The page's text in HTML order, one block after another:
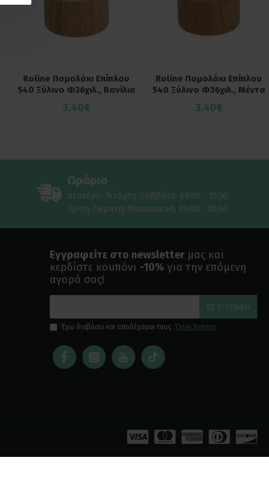
Roline Πομολάκι Επίπλου
540 Ξύλινο Φ36χιλ., Βανίλια
3,40€
Roline Πομολάκι Επίπλου
540 Ξύλινο Φ36χιλ., Μέντα
3,40€
Ωράριο
Δευτέρα-Τετάρτη-Σαββάτο: 09:00 - 15:30
Τρίτη-Πέμπτη-Παρασκευή: 09:00 - 20:00
Εγγραφείτε στο newsletterμας και
κερδίστε κουπόνι -10% για την επόμενη
αγορά σας!
ΕΓΓΡΑΦΉ
Έχω διαβάσει και αποδέχομαι τους Όροι Χρήσης